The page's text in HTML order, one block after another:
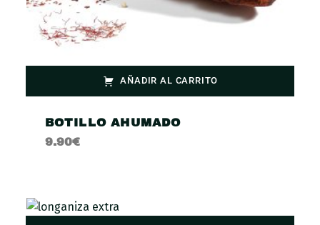
AÑADIR AL CARRITO
BOTILLO AHUMADO
9.90€